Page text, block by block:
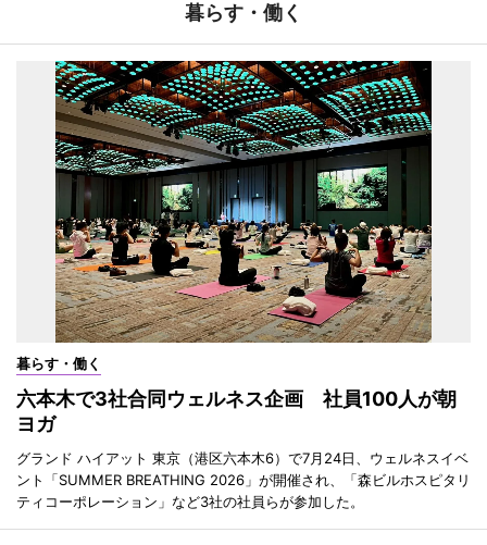
暮らす・働く
暮らす・働く
六本木で3社合同ウェルネス企画 社員100人が朝
ヨガ
グランド ハイアット 東京（港区六本木6）で7月24日、ウェルネスイベ
ント「SUMMER BREATHING 2026」が開催され、「森ビルホスピタリ
ティコーポレーション」など3社の社員らが参加した。